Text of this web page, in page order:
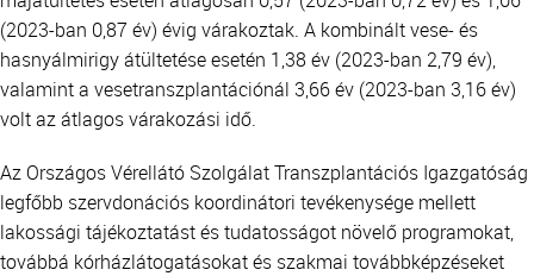
(2023-ban 0,87 év) évig várakoztak. A kombinált vese- és
hasnyálmirigy átültetése esetén 1,38 év (2023-ban 2,79 év),
valamint a vesetranszplantációnál 3,66 év (2023-ban 3,16 év)
volt az átlagos várakozási idő.
Az Országos Vérellátó Szolgálat Transzplantációs Igazgatóság
legfőbb szervdonációs koordinátori tevékenysége mellett
lakossági tájékoztatást és tudatosságot növelő programokat,
továbbá kórházlátogatásokat és szakmai továbbképzéseket